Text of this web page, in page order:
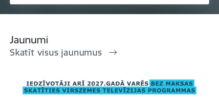
Jaunumi
Skatīt visus jaunumus